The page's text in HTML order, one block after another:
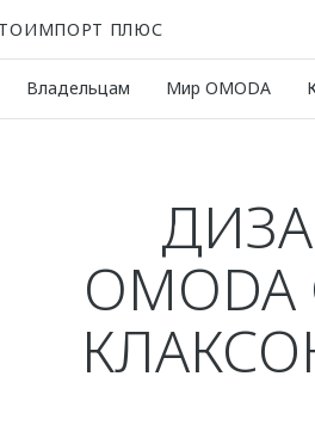
ПЛЮС
Владельцам Мир OMODA